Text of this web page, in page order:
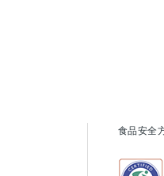
食品安全